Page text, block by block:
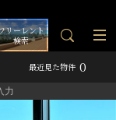
リーレント
検索
最近見た物件 0
力